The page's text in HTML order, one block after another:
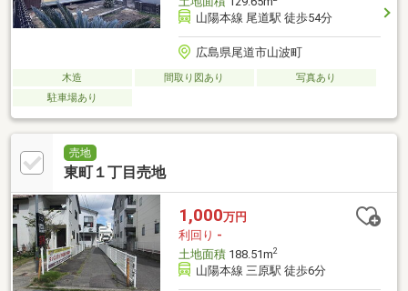
山陽本線 尾道駅 徒歩54分
広島県尾道市山波町
木造 間取り図あり
写真あり
駐車場あり
売地
東町１丁目売地
1,000万円
利回り -
土地面積188.51m2
山陽本線 三原駅 徒歩6分